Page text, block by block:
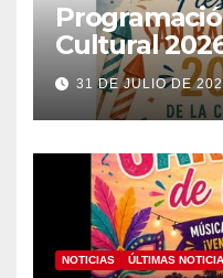
Cultural
31 DE JULIO DE
NOTICIAS ÚLTIMAS